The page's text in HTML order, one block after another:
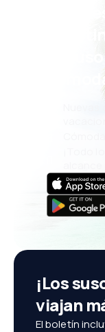
¡Eh!
¡Todo
¡Los
viajan
El boletín